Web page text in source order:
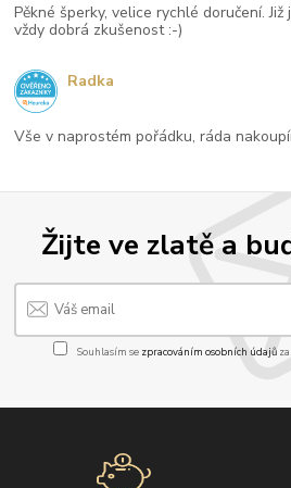
Žijte ve zlatě a
Souhlasím se zpracováním osobních údajůza
Pěkné šperky, velice rychlé doručení.
vždy dobrá zkušenost :-)
Vše v naprostém pořádku, ráda
Radka